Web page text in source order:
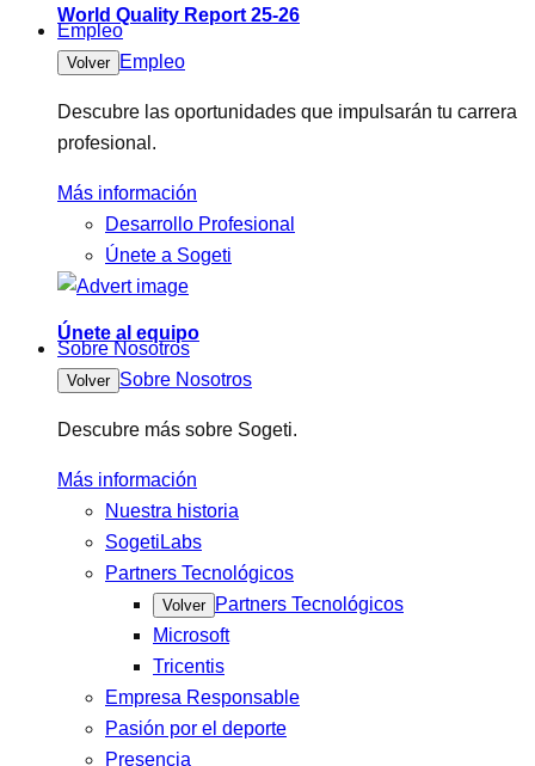
World Quality Report 25-26
Empleo
Volver Empleo
Descubre las oportunidades que impulsarán tu carrera
profesional.
Más información
Desarrollo Profesional
Únete a Sogeti
Únete al equipo
Sobre Nosotros
Volver Sobre Nosotros
Descubre más sobre Sogeti.
Más información
Nuestra historia
SogetiLabs
Partners Tecnológicos
Volver
Partners Tecnológicos
Microsoft
Tricentis
Empresa Responsable
Pasión por el deporte
Presencia